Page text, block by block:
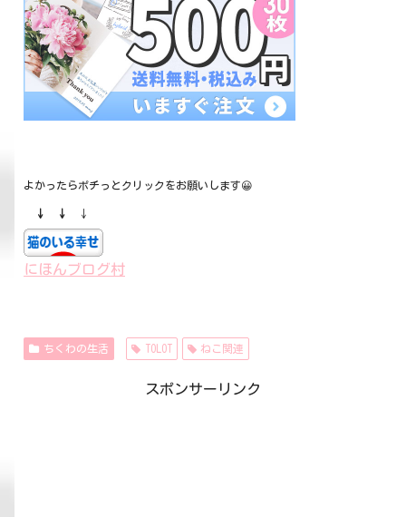
よかったらポチっとクリックをお願いします😀
↓ ↓ ↓
にほんブログ村
ちくわの生活 TOLOT ねこ関連
スポンサーリンク